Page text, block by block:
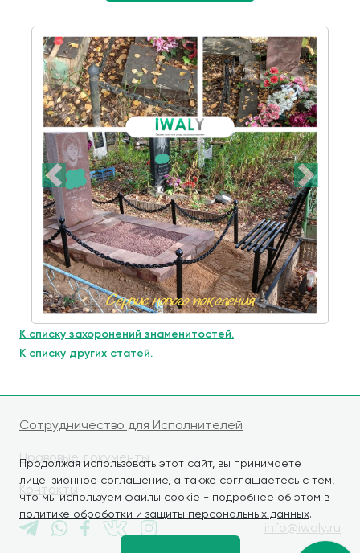
Продолжая использовать этот сайт, вы принимаете
лицензионное соглашение , а также соглашаетесь с тем,
что мы используем файлы cookie - подробнее об этом в
политике обработки и защиты персональных данных.
К списку захоронений знаменитостей.
К списку других статей.
Сотрудничество для Исполнителей
Правовые документы
Контакты
info@iwaly.ru